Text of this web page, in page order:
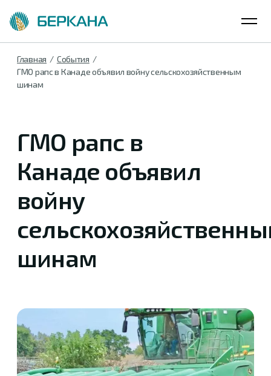
Главная
События
ГМО рапс в Канаде объявил войну сельскохозяйственным
шинам
ГМО рапс в
Канаде объявил
войну
шинам